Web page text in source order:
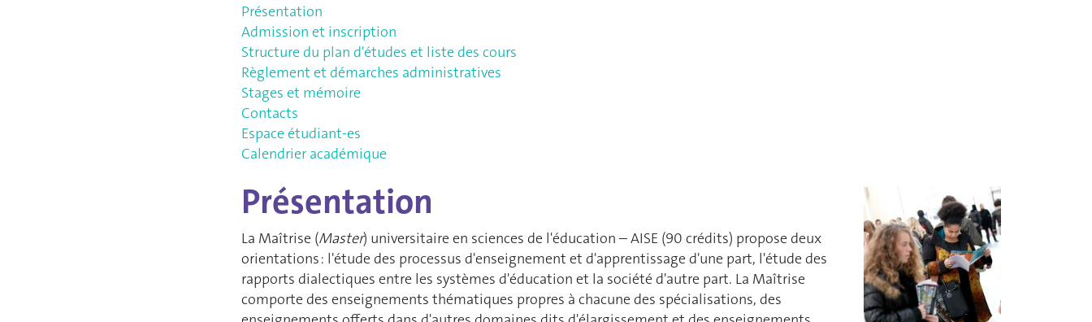
Présentation
Admission et inscription
Structure du plan d'études et liste des cours
Règlement et démarches administratives
Stages et mémoire
Contacts
Espace étudiant-es
Calendrier académique
Présentation
La Maîtrise (Master) universitaire en sciences de l'éducation – AISE (90 crédits) propose deux
orientations : l'étude des processus d'enseignement et d'apprentissage d'une part, l'étude des
rapports dialectiques entre les systèmes d'éducation et la société d'autre part. La Maîtrise
comporte des enseignements thématiques propres à chacune des spécialisations, des